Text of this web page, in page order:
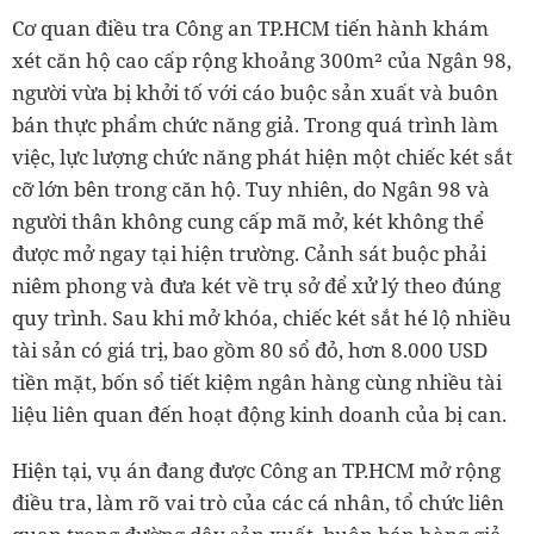
Cơ quan điều tra Công an TP.HCM tiến hành khám
xét căn hộ cao cấp rộng khoảng 300m² của Ngân 98,
người vừa bị khởi tố với cáo buộc sản xuất và buôn
bán thực phẩm chức năng giả. Trong quá trình làm
việc, lực lượng chức năng phát hiện một chiếc két sắt
cỡ lớn bên trong căn hộ. Tuy nhiên, do Ngân 98 và
người thân không cung cấp mã mở, két không thể
được mở ngay tại hiện trường. Cảnh sát buộc phải
niêm phong và đưa két về trụ sở để xử lý theo đúng
quy trình. Sau khi mở khóa, chiếc két sắt hé lộ nhiều
tài sản có giá trị, bao gồm 80 sổ đỏ, hơn 8.000 USD
tiền mặt, bốn sổ tiết kiệm ngân hàng cùng nhiều tài
liệu liên quan đến hoạt động kinh doanh của bị can.
Hiện tại, vụ án đang được Công an TP.HCM mở rộng
điều tra, làm rõ vai trò của các cá nhân, tổ chức liên